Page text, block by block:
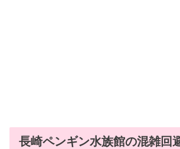
長崎ペンギン水族館の混雑回